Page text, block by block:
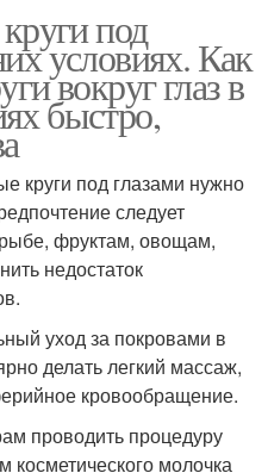
под
условиях. Как
вокруг глаз в
быстро,
круги под глазами нужно
следует
фруктам, овощам,
недостаток
уход за покровами в
делать легкий массаж,
кровообращение.
проводить процедуру
косметического молочка